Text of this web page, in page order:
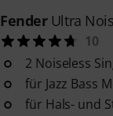
Fender Ultra
10
2 Noiseless
für Jazz Bass
für Hals- und